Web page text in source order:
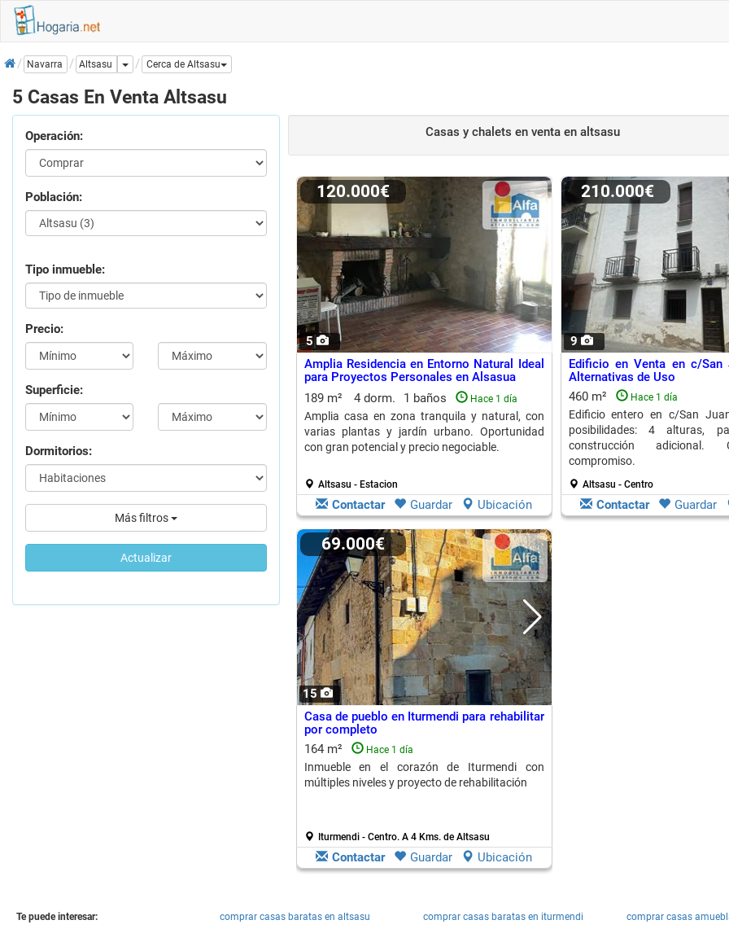
InicioNavarra Altsasu Dropdown
Cerca de Altsasu
5 Casas En Venta Altsasu
Operación:
Población:
Tipo inmueble:
Precio:
Superficie:
Dormitorios:
Más filtros
Actualizar
Casas y chalets en ventaen altsasu
5
120.000€
Amplia Residencia en Entorno Natural Ideal
para Proyectos Personales en Alsasua
189 m²
4 dorm. 1 baños Hace 1 día
Amplia casa en zona tranquila y natural, con
varias plantas y jardín urbano. Oportunidad
con gran potencial y precio negociable.
Altsasu - Estacion
Contactar Guardar Ubicación
9
210.000€
Edificio en Venta en c/San
Alternativas de Uso
460 m²
Hace 1 día
Edificio entero en c/San
posibilidades: 4 alturas,
construcción adicional.
compromiso.
Altsasu - Centro
Contactar Guardar
15
69.000€
Casa de pueblo en Iturmendi para rehabilitar
por completo
164 m²
Hace 1 día
Inmueble en el corazón de Iturmendi con
múltiples niveles y proyecto de rehabilitación
Iturmendi - Centro. A 4 Kms. de Altsasu
Contactar Guardar Ubicación
Te puede interesar: comprar casas baratas en altsasu comprar casas baratas en iturmendi comprar casas